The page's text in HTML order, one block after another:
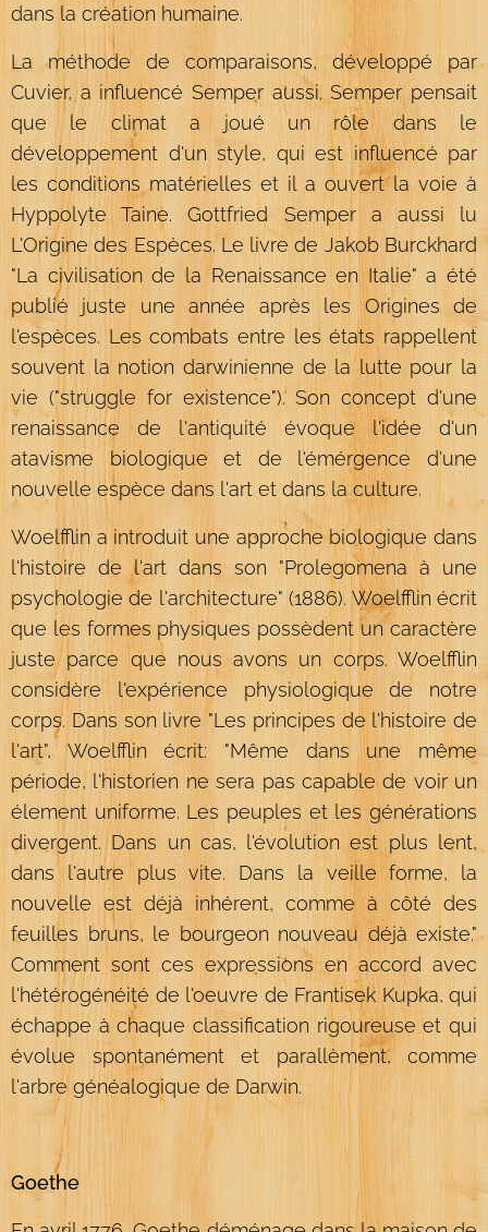
dans la création humaine.
La méthode de comparaisons, développé par
Cuvier, a influencé Semper aussi. Semper pensait
que le climat a joué un rôle dans le
développement d'un style, qui est influencé par
les conditions matérielles et il a ouvert la voie à
Hyppolyte Taine. Gottfried Semper a aussi lu
L'Origine des Espèces. Le livre de Jakob Burckhard
"La civilisation de la Renaissance en Italie" a été
publié juste une année après les Origines de
l'espèces. Les combats entre les états rappellent
souvent la notion darwinienne de la lutte pour la
vie ("struggle for existence"). Son concept d'une
renaissance de l'antiquité évoque l'idée d'un
atavisme biologique et de l'émérgence d'une
nouvelle espèce dans l'art et dans la culture.
Woelfflin a introduit une approche biologique dans
l'histoire de l'art dans son "Prolegomena à une
psychologie de l'architecture" (1886). Woelfflin écrit
que les formes physiques possèdent un caractère
juste parce que nous avons un corps. Woelfflin
considère l'expérience physiologique de notre
corps. Dans son livre "Les principes de l'histoire de
l'art", Woelfflin écrit: "Même dans une même
période, l'historien ne sera pas capable de voir un
élement uniforme. Les peuples et les générations
divergent. Dans un cas, l'évolution est plus lent,
dans l'autre plus vite. Dans la veille forme, la
nouvelle est déjà inhérent, comme à côté des
feuilles bruns, le bourgeon nouveau déjà existe."
Comment sont ces expressions en accord avec
l'hétérogénéité de l'oeuvre de Frantisek Kupka, qui
échappe à chaque classification rigoureuse et qui
évolue spontanément et parallèment, comme
l'arbre généalogique de Darwin.
Goethe